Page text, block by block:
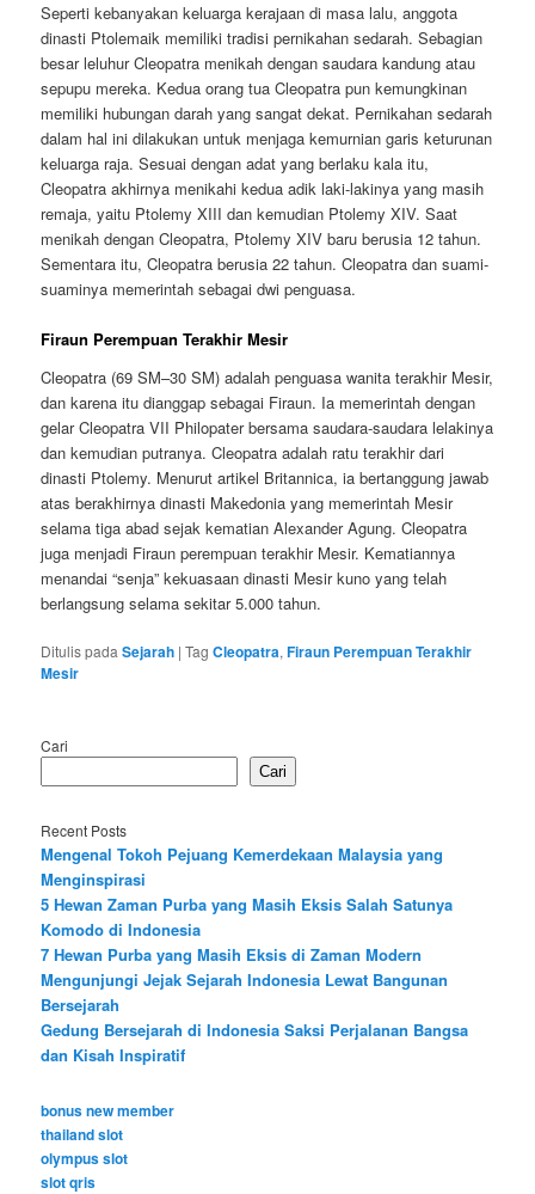
Seperti kebanyakan keluarga kerajaan di masa lalu, anggota
dinasti Ptolemaik memiliki tradisi pernikahan sedarah. Sebagian
besar leluhur Cleopatra menikah dengan saudara kandung atau
sepupu mereka. Kedua orang tua Cleopatra pun kemungkinan
memiliki hubungan darah yang sangat dekat. Pernikahan sedarah
dalam hal ini dilakukan untuk menjaga kemurnian garis keturunan
keluarga raja. Sesuai dengan adat yang berlaku kala itu,
Cleopatra akhirnya menikahi kedua adik laki-lakinya yang masih
remaja, yaitu Ptolemy XIII dan kemudian Ptolemy XIV. Saat
menikah dengan Cleopatra, Ptolemy XIV baru berusia 12 tahun.
Sementara itu, Cleopatra berusia 22 tahun. Cleopatra dan suami-
suaminya memerintah sebagai dwi penguasa.
Firaun Perempuan Terakhir Mesir
Cleopatra (69 SM–30 SM) adalah penguasa wanita terakhir Mesir,
dan karena itu dianggap sebagai Firaun. Ia memerintah dengan
gelar Cleopatra VII Philopater bersama saudara-saudara lelakinya
dan kemudian putranya. Cleopatra adalah ratu terakhir dari
dinasti Ptolemy. Menurut artikel Britannica, ia bertanggung jawab
atas berakhirnya dinasti Makedonia yang memerintah Mesir
selama tiga abad sejak kematian Alexander Agung. Cleopatra
juga menjadi Firaun perempuan terakhir Mesir. Kematiannya
menandai “senja” kekuasaan dinasti Mesir kuno yang telah
berlangsung selama sekitar 5.000 tahun.
Ditulis pada Sejarah |Tag Cleopatra,Firaun Perempuan Terakhir
Mesir
Cari
Cari
Recent Posts
Mengenal Tokoh Pejuang Kemerdekaan Malaysia yang
Menginspirasi
5 Hewan Zaman Purba yang Masih Eksis Salah Satunya
Komodo di Indonesia
7 Hewan Purba yang Masih Eksis di Zaman Modern
Mengunjungi Jejak Sejarah Indonesia Lewat Bangunan
Bersejarah
Gedung Bersejarah di Indonesia Saksi Perjalanan Bangsa
dan Kisah Inspiratif
bonus new member
thailand slot
olympus slot
slot qris